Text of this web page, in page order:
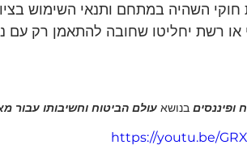
השהיה במתחם ותנאי השימוש
רשת יחליטו שחובה להתאמן רק עם
ופיננסים בנושא עולם הביטוח וחשיבותו עבור
https://youtu.be/